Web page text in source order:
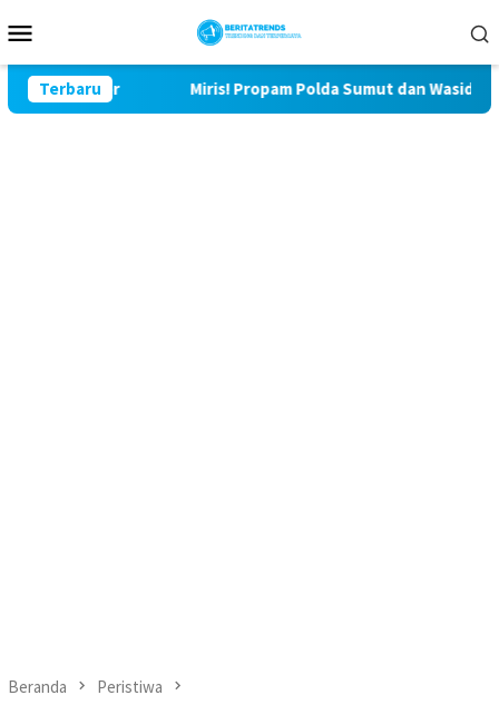
ke
Mobile
Terbaru Miris! Propam Polda Sumut dan Wasidik
Beranda Peristiwa